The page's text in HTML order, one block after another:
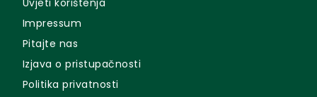
Uvjeti korištenja
Impressum
Pitajte nas
Izjava o pristupačnosti
Politika privatnosti